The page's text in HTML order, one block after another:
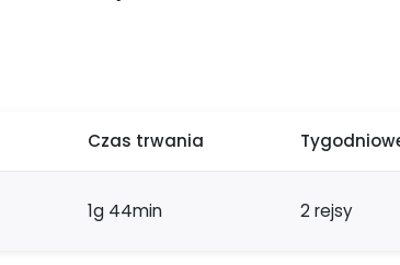
Czas trwania
1g 44min 2 rejsy